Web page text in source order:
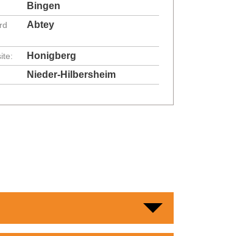
Bingen
Abtey
Honigberg
Nieder-Hilbersheim